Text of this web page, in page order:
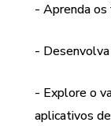
- Aprenda os
-
- Explore o
aplicativos